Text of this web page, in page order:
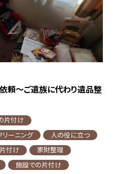
頼～ご遺族に代わり遺品整
片付け
リーニング
人の役に立つ
付け
家財整理
施設での片付け